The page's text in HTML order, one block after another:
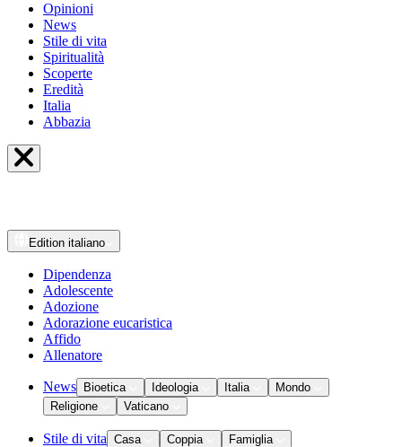
Opinioni
News
Stile di vita
Spiritualità
Scoperte
Eredità
Italia
Abbazia
Edition italiano
Dipendenza
Adolescente
Adozione
Adorazione eucaristica
Affido
Allenatore
News Bioetica Ideologia Italia
Mondo
Religione
Vaticano
Stile di vita Casa Coppia
Famiglia